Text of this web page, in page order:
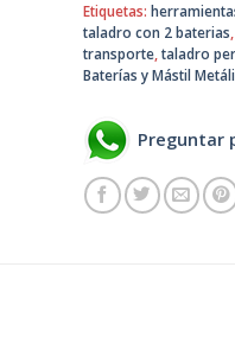
Etiquetas:
taladro con 2 baterias,
transporte,taladro
Baterías y Mástil
Preguntar